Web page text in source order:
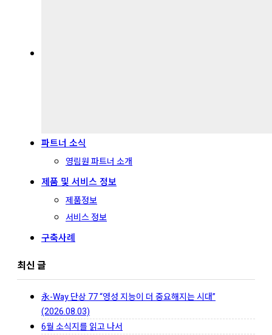
파트너 소식
영림원 파트너 소개
제품 및 서비스 정보
제품정보
서비스 정보
구축사례
최신 글
永-Way 단상 77 “영성 지능이 더 중요해지는 시대”
(2026.08.03)
6월 소식지를 읽고 나서